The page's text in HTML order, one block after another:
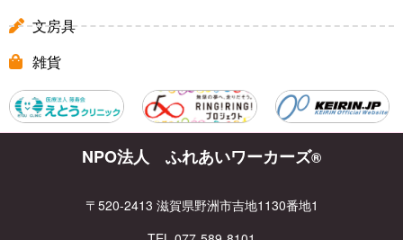
文房具
雑貨
NPO法人 ふれあいワーカーズ®
〒520-2413 滋賀県野洲市吉地1130番地1